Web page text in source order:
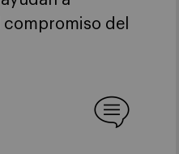
del